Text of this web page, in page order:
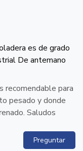
es de grado
De antemano
recomendable para
pesado y donde
Saludos
Preguntar